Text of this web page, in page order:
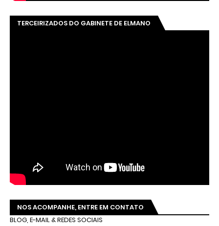
TERCEIRIZADOS DO GABINETE DE ELMANO
NOS ACOMPANHE, ENTRE EM CONTATO
BLOG, E-MAIL & REDES SOCIAIS